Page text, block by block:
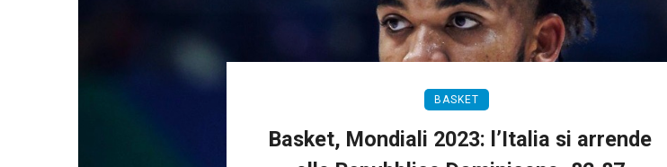
BASKET
Basket, Mondiali 2023: l’Italia si arrende